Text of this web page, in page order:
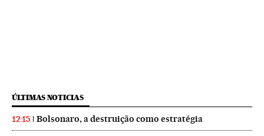
ÚLTIMAS NOTICIAS
12:15 Bolsonaro, a destruição como estratégia